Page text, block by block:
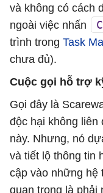
và không có cách
ngoài việc nhấn
trình trong Task
chưa đủ).
Cuộc gọi hỗ trợ
Gọi đây là
độc hại không liên
này. Nhưng, nó
và tiết lộ thông tin
cập vào những hệ
quan trọng là phải